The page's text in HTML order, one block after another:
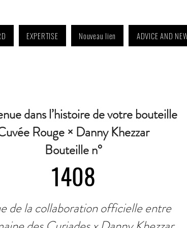
EXPERTISE Nouveau lien ADVICE AND
dans l’histoire de votre bouteille
Rouge × Danny Khezzar
Bouteille n°
1408
de la collaboration officielle entre